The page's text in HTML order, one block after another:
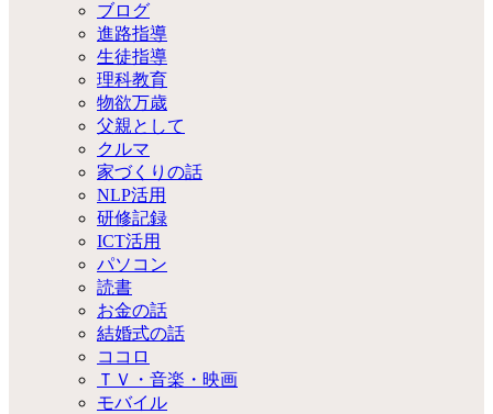
ブログ
進路指導
生徒指導
理科教育
物欲万歳
父親として
クルマ
家づくりの話
NLP活用
研修記録
ICT活用
パソコン
読書
お金の話
結婚式の話
ココロ
ＴＶ・音楽・映画
モバイル